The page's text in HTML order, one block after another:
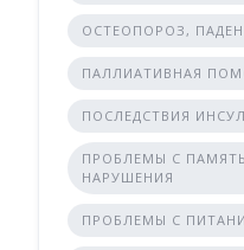
ОСТЕОПОРОЗ,
ПАЛЛИАТИВНАЯ
ПОСЛЕДСТВИЯ
ПРОБЛЕМЫ С
НАРУШЕНИЯ
ПРОБЛЕМЫ С